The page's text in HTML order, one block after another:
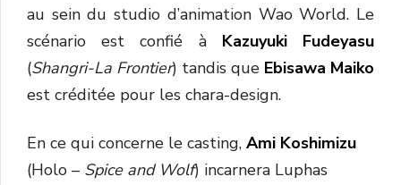
au sein du studio d’animation Wao World. Le
scénario est confié à Kazuyuki Fudeyasu
(Shangri-La Frontier) tandis que Ebisawa Maiko
est créditée pour les chara-design.
En ce qui concerne le casting, Ami Koshimizu
(Holo – Spice and Wolf) incarnera Luphas